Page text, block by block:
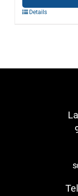
Details